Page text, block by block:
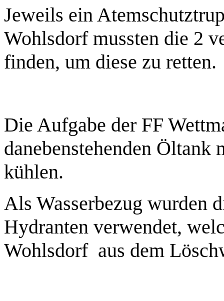
Jeweils ein
Wohlsdorf mussten die 2
finden, um diese zu retten.
Die Aufgabe der FF
danebenstehenden
kühlen.
Als Wasserbezug wurden
Hydranten verwendet,
Wohlsdorf aus dem